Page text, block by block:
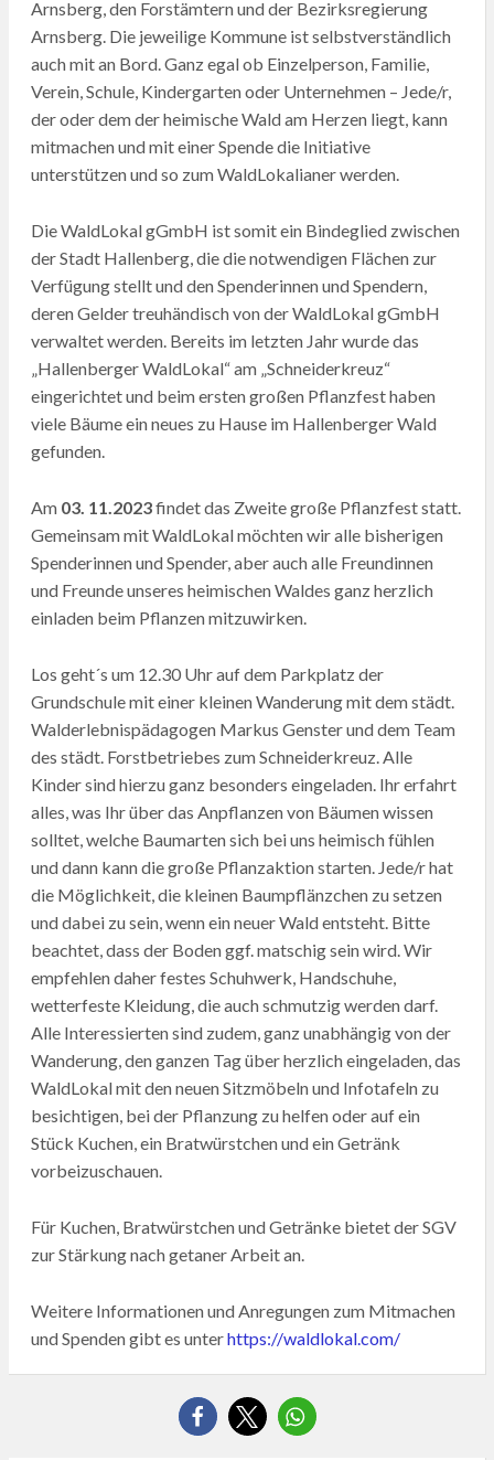
Arnsberg, den Forstämtern und der Bezirksregierung
Arnsberg. Die jeweilige Kommune ist selbstverständlich
auch mit an Bord. Ganz egal ob Einzelperson, Familie,
Verein, Schule, Kindergarten oder Unternehmen – Jede/r,
der oder dem der heimische Wald am Herzen liegt, kann
mitmachen und mit einer Spende die Initiative
unterstützen und so zum WaldLokalianer werden.
Die WaldLokal gGmbH ist somit ein Bindeglied zwischen
der Stadt Hallenberg, die die notwendigen Flächen zur
Verfügung stellt und den Spenderinnen und Spendern,
deren Gelder treuhändisch von der WaldLokal gGmbH
verwaltet werden. Bereits im letzten Jahr wurde das
„Hallenberger WaldLokal“ am „Schneiderkreuz“
eingerichtet und beim ersten großen Pflanzfest haben
viele Bäume ein neues zu Hause im Hallenberger Wald
gefunden.
Am 03. 11.2023findet das Zweite große Pflanzfest statt.
Gemeinsam mit WaldLokal möchten wir alle bisherigen
Spenderinnen und Spender, aber auch alle Freundinnen
und Freunde unseres heimischen Waldes ganz herzlich
einladen beim Pflanzen mitzuwirken.
Los geht´s um 12.30 Uhr auf dem Parkplatz der
Grundschule mit einer kleinen Wanderung mit dem städt.
Walderlebnispädagogen Markus Genster und dem Team
des städt. Forstbetriebes zum Schneiderkreuz. Alle
Kinder sind hierzu ganz besonders eingeladen. Ihr erfahrt
alles, was Ihr über das Anpflanzen von Bäumen wissen
solltet, welche Baumarten sich bei uns heimisch fühlen
und dann kann die große Pflanzaktion starten. Jede/r hat
die Möglichkeit, die kleinen Baumpflänzchen zu setzen
und dabei zu sein, wenn ein neuer Wald entsteht. Bitte
beachtet, dass der Boden ggf. matschig sein wird. Wir
empfehlen daher festes Schuhwerk, Handschuhe,
wetterfeste Kleidung, die auch schmutzig werden darf.
Alle Interessierten sind zudem, ganz unabhängig von der
Wanderung, den ganzen Tag über herzlich eingeladen, das
WaldLokal mit den neuen Sitzmöbeln und Infotafeln zu
besichtigen, bei der Pflanzung zu helfen oder auf ein
Stück Kuchen, ein Bratwürstchen und ein Getränk
vorbeizuschauen.
Für Kuchen, Bratwürstchen und Getränke bietet der SGV
zur Stärkung nach getaner Arbeit an.
Weitere Informationen und Anregungen zum Mitmachen
und Spenden gibt es unterhttps://waldlokal.com/